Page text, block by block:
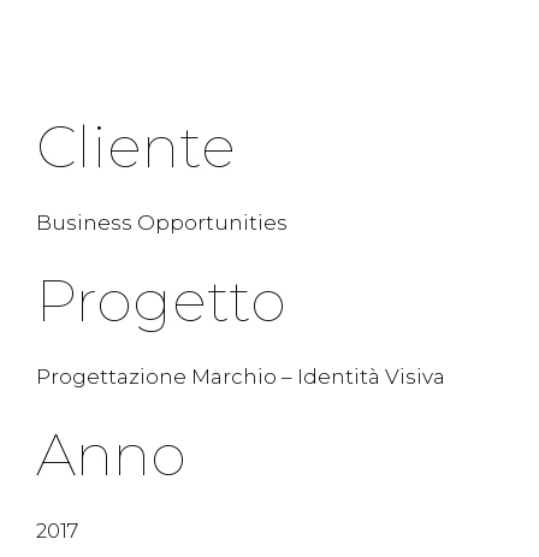
Cliente
Business Opportunities
Progetto
Progettazione Marchio – Identità Visiva
Anno
2017